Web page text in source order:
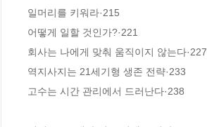
일머리를 키워라·215
어떻게 일할 것인가?·221
회사는 나에게 맞춰 움직이지 않는다·227
역지사지는 21세기형 생존 전략·233
고수는 시간 관리에서 드러난다·238